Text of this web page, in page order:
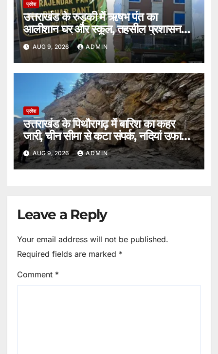
प्रदेश
उत्तराखंड के रुड़की में ऋषभ पंत का
आलीशान घर और स्कूल, तहसील प्रशासन
बोला ‘जमीन के लिए नहीं किया कोई आवेदन’।
AUG 9, 2026 ADMIN
प्रदेश
उत्तराखंड के पिथौरागढ़ में बारिश का कहर
जारी, चीन सीमा से कटा संपर्क, नदियां उफान
पर।AUG 9, 2026 ADMIN
Leave a Reply
Your email address will not be published.
Required fields are marked *
Comment *